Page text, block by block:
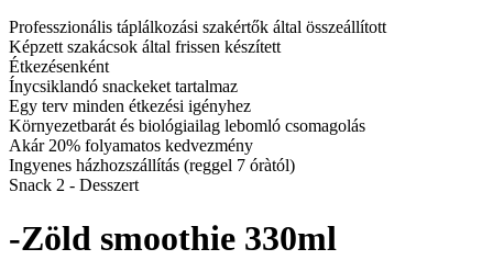
Professzionális táplálkozási szakértők által összeállított
Képzett szakácsok által frissen készített
Étkezésenként
Ínycsiklandó snackeket tartalmaz
Egy terv minden étkezési igényhez
Környezetbarát és biológiailag lebomló csomagolás
Akár 20% folyamatos kedvezmény
Ingyenes házhozszállítás (reggel 7 óràtól)
Snack 2 - Desszert
-Zöld smoothie 330ml